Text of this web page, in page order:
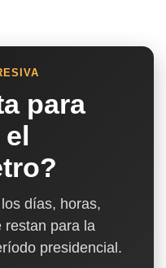
para
días, horas,
restan para la
presidencial.